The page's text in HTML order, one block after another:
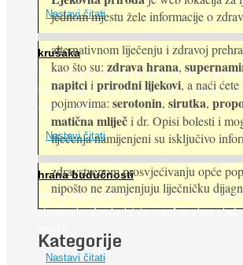
Nastavi čitati
krušaka
Pri podizanju nasada kruške zanemaruje se
kukcima jer vlada uvjerenje da će krušku
(Apis mellifera). ...
Nastavi čitati
hrana budućnosti
Prema predviđanjima FAO-a do 2050.
stanovnika Zemlje bit će ugrožen zbog
Nastavi čitati
jednom mjestu žele informacije o
alternativnom liječenju i zdravoj
kao što su: zdrava hrana,
napitciiprirodni lijekovi, a naći ćete
pojmovima: serotonin, sirutka,
matična mliječi dr. Opisi bolesti i
liječenja namijenjeni su isključivo
zdravstvenom prosvjećivanju opće
nipošto ne zamjenjuju liječničku
Kategorije